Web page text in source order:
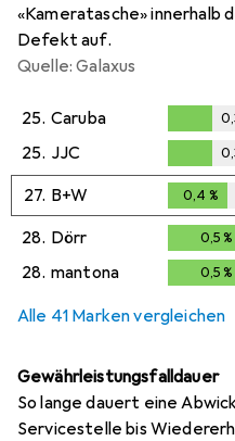
«Kameratasche»
Defekt auf.
Quelle: Galaxus
25. Caruba
0,3%
25. JJC
0,3%
27. B+W 0,4 %
28. Dörr 0,5 %
28. mantona 0,5 %
Alle 41 Marken vergleichen
Gewährleistungsfalldauer
So lange dauert eine
Servicestelle bis